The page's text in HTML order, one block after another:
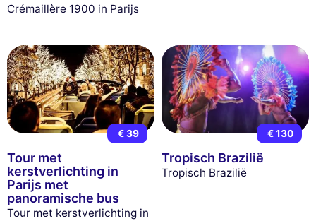
Crémaillère 1900 in Parijs
€ 39
Tour met
kerstverlichting in
Parijs met
panoramische bus
Tour met kerstverlichting in
€ 130
Tropisch Brazilië
Tropisch Brazilië